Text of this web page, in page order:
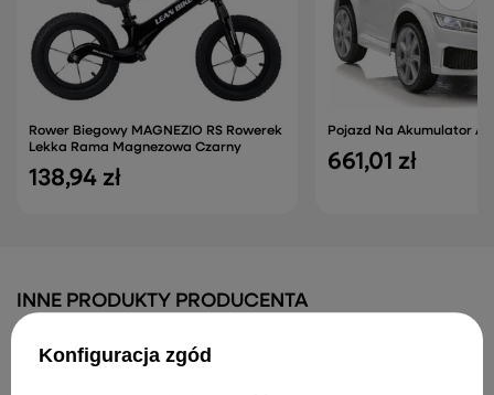
Rower Biegowy MAGNEZIO RS Rowerek
Lekka Rama Magnezowa Czarny
138,94 zł
Pojazd Na Akumulator
661,01 zł
INNE PRODUKTY PRODUCENTA
Konfiguracja zgód